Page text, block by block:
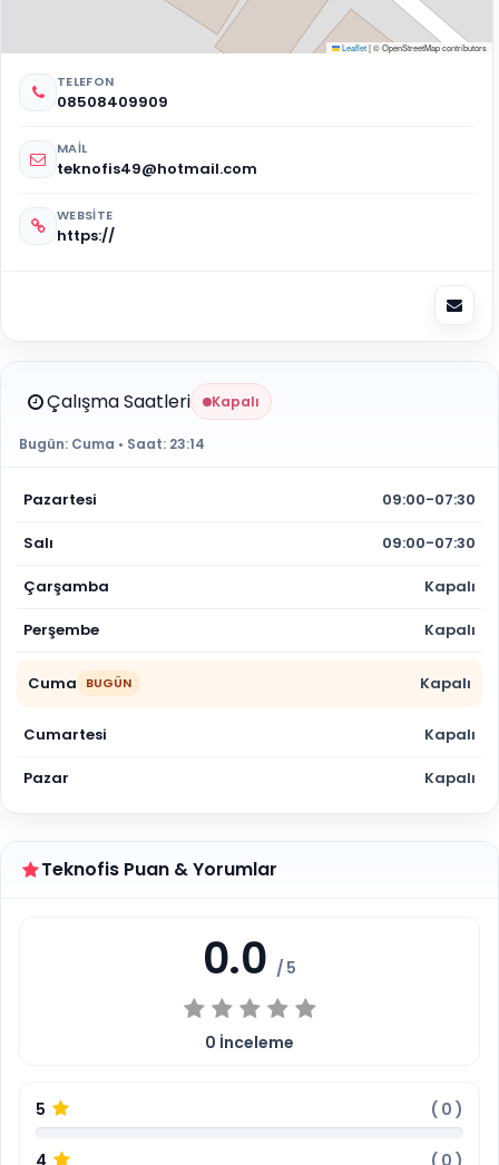
Leaflet|© OpenStreetMap contributors
TELEFON
08508409909
MAIL
teknofis49@hotmail.com
WEBSITE
https://
Çalışma Saatleri Kapalı
Bugün: Cuma • Saat: 23:14
Pazartesi 09:00-07:30
Salı 09:00-07:30
Çarşamba Kapalı
Perşembe Kapalı
Cuma BUGÜN Kapalı
Cumartesi Kapalı
Pazar Kapalı
Teknofis Puan & Yorumlar
0.0 / 5
0 İnceleme
5 ( 0 )